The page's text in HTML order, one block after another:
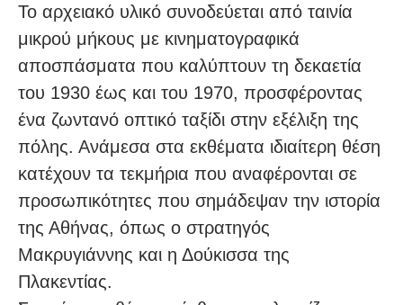
Το αρχειακό υλικό συνοδεύεται από ταινία
μικρού μήκους με κινηματογραφικά
αποσπάσματα που καλύπτουν τη δεκαετία
του 1930 έως και του 1970, προσφέροντας
ένα ζωντανό οπτικό ταξίδι στην εξέλιξη της
πόλης. Ανάμεσα στα εκθέματα ιδιαίτερη θέση
κατέχουν τα τεκμήρια που αναφέρονται σε
προσωπικότητες που σημάδεψαν την ιστορία
της Αθήνας, όπως ο στρατηγός
Μακρυγιάννης και η Δούκισσα της
Πλακεντίας.